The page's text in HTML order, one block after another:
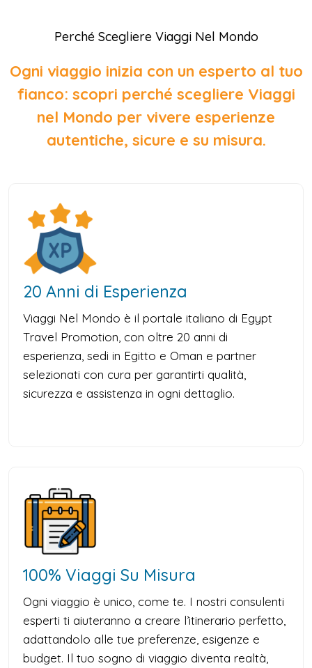
Perché Scegliere Viaggi Nel Mondo
Ogni viaggio inizia con un esperto al tuo
fianco: scopri perché scegliere Viaggi
nel Mondo per vivere esperienze
autentiche, sicure e su misura.
20 Anni di Esperienza
Viaggi Nel Mondo è il portale italiano di Egypt
Travel Promotion, con oltre 20 anni di
esperienza, sedi in Egitto e Oman e partner
selezionati con cura per garantirti qualità,
sicurezza e assistenza in ogni dettaglio.
100% Viaggi Su Misura
Ogni viaggio è unico, come te. I nostri consulenti
esperti ti aiuteranno a creare l’itinerario perfetto,
adattandolo alle tue preferenze, esigenze e
budget. Il tuo sogno di viaggio diventa realtà,